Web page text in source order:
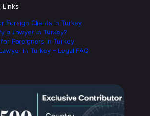
Links
Foreign Clients in Turkey
a Lawyer in Turkey?
Foreigners in Turkey
in Turkey – Legal FAQ